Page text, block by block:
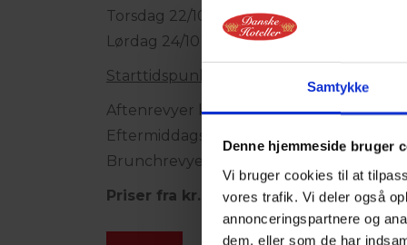
Samtykke
Denne hjemmeside bruger
Vi bruger cookies til at
vores trafik. Vi deler også
annonceringspartnere og
dem, eller som de har
Torsdag 22/10
(eftermiddagsforestilling)
Lørdag 24/10
Starttidspunkter
Aftenrevyer kl. 20.30
Eftermiddagsforestillinger kl. 15.00
Brunchrevyer kl. 13.00
Priser fra kr. 595,- pr. person